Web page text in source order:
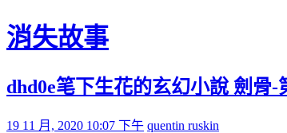
Skip to content
消失故事
dhd0e笔下生花的玄幻小說 劍骨
Posted on
19 11 月, 2020 10:07 下午 by
quentin ruskin